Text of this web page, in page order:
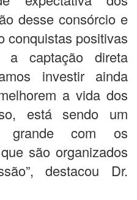
desse consórcio e
conquistas positivas
a captação direta
investir ainda
a vida dos
está sendo um
grande com os
são organizados
destacou Dr.